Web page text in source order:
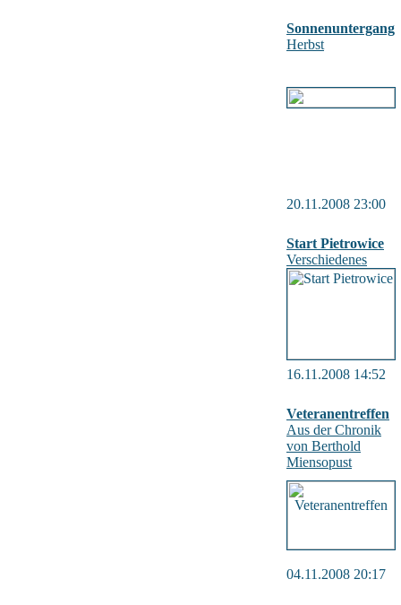
Sonnenuntergang
Herbst
20.11.2008 23:00
Start Pietrowice
Verschiedenes
16.11.2008 14:52
Veteranentreffen
Aus der Chronik
von Berthold
Miensopust
04.11.2008 20:17